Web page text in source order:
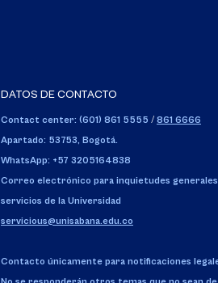
DATOS DE CONTACTO
Contact center: (601) 861 5555 / 861 6666
Apartado: 53753, Bogotá.
WhatsApp: +57 3205164838
Correo electrónico para inquietudes
servicios de la Universidad
servicious@unisabana.edu.co
Contacto únicamente para notificaciones